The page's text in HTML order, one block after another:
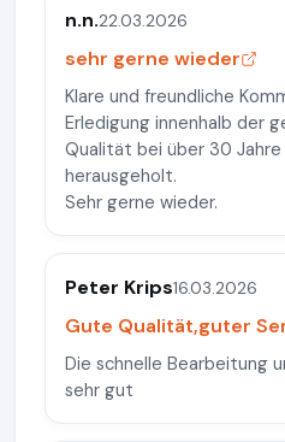
n.n.22.03.2026
sehr gerne wieder
Klare und freundliche
Erledigung innenhalb der
Qualität bei über 30
herausgeholt.
Sehr gerne wieder.
Peter Krips16.03.2026
Gute Qualität,guter
Die schnelle Bearbeitung
sehr gut